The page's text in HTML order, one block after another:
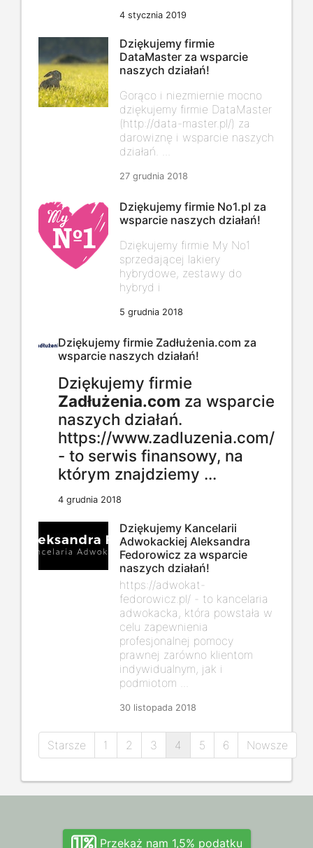
4 stycznia 2019
Dziękujemy firmie
DataMaster za wsparcie
naszych działań!
Gorąco i niezmiernie mocno
dziękujemy firmie DataMaster
(http://data-master.pl/) za
darowiznę i wsparcie naszych
działań. ...
27 grudnia 2018
Dziękujemy firmie No1.pl za
wsparcie naszych działań!
Dziękujemy firmie My No1
sprzedającej lakiery
hybrydowe, zestawy do
hybryd i
5 grudnia 2018
Dziękujemy firmie Zadłużenia.com za
wsparcie naszych działań!
Dziękujemy firmie
Zadłużenia.com za wsparcie
naszych działań.
https://www.zadluzenia.com/
- to serwis finansowy, na
którym znajdziemy ...
4 grudnia 2018
Dziękujemy Kancelarii
Adwokackiej Aleksandra
Fedorowicz za wsparcie
naszych działań!
https://adwokat-
fedorowicz.pl/ - to kancelaria
adwokacka, która powstała w
celu zapewnienia
profesjonalnej pomocy
prawnej zarówno klientom
indywidualnym, jak i
podmiotom ...
30 listopada 2018
Starsze 1 2 3 4 5 6 Nowsze
Przekaż nam 1,5% podatku